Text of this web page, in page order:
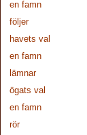
en famn
följer
havets val
en famn
lämnar
ögats val
en famn
rör